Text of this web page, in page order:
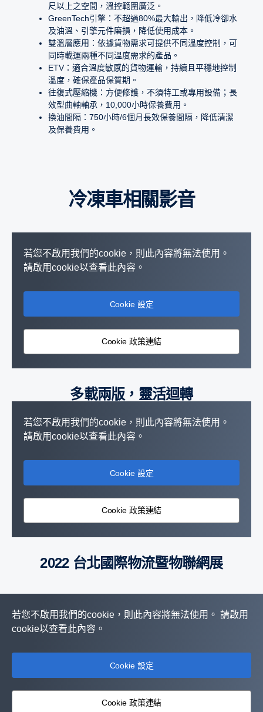
尺以上之空間，溫控範圍廣泛。
GreenTech引擎：不超過80%最大輸出，降低冷卻水
及油溫、引擎元件磨損，降低使用成本。
雙溫層應用：依據貨物需求可提供不同溫度控制，可
同時載運兩種不同溫度需求的產品。
ETV：適合溫度敏感的貨物運輸，持續且平穩地控制
溫度，確保產品保質期。
往復式壓縮機：方便修護，不須特工或專用設備；長
效型曲軸軸承，10,000小時保養費用。
換油間隔：750小時/6個月長效保養間隔，降低清潔
及保養費用。
冷凍車相關影音
若您不啟用我們的cookie，則此內容將無法使用。
請啟用cookie以查看此內容。
Cookie 設定
Cookie 政策連結
多載兩版，靈活迴轉
若您不啟用我們的cookie，則此內容將無法使用。
請啟用cookie以查看此內容。
Cookie 設定
Cookie 政策連結
2022 台北國際物流暨物聯網展
若您不啟用我們的cookie，則此內容將無法使用。 請啟用
cookie以查看此內容。
Cookie 設定
Cookie 政策連結